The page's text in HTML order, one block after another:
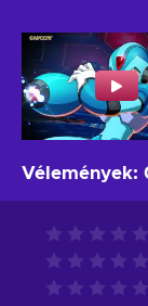
Vélemények: